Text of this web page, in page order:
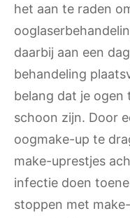
het aan te raden
daarbij aan een
behandeling
belang dat je ogen
schoon zijn. Door
oogmake-up te
make-uprestjes
infectie doen
stoppen met